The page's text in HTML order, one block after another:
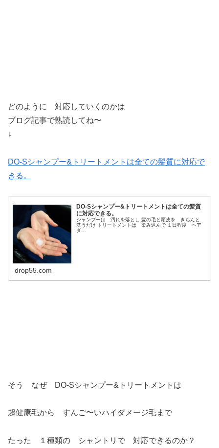
どのように 対応していくのかは
ブログ記事で熟読してね〜
↓
DO-Sシャンプー&トリートメントは全ての髪質に対応で
きる。
DO-Sシャンプー&トリートメントは全ての髪質
に対応できる。
シャンプーは 汚れを落とし 髪の毛と頭皮を きちんと
洗うだけ トリートメントは 染み込んで １日程度 ヘア
ダ…
drop55.com
そう なぜ DO-Sシャンプー&トリートメントは
超健康毛から すんご〜いハイダメージ毛まで
たった １種類の シャントリで 対応できるのか？